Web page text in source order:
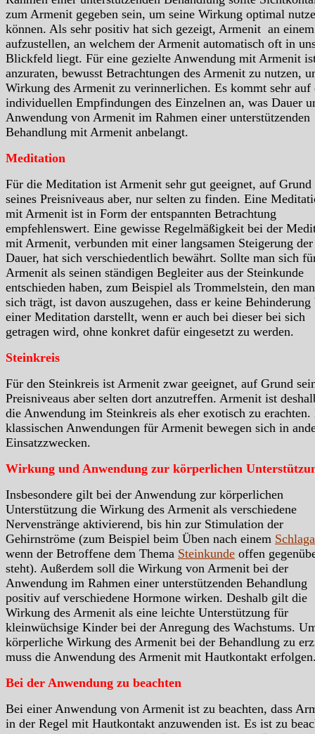
zum Armenit gegeben sein, um seine Wirkung optimal
können. Als sehr positiv hat sich gezeigt, Armenit an
aufzustellen, an welchem der Armenit automatisch oft in
Blickfeld liegt. Für eine gezielte Anwendung mit Armenit
anzuraten, bewusst Betrachtungen des Armenit zu nutzen,
Wirkung des Armenit zu verinnerlichen. Es kommt sehr auf
individuellen Empfindungen des Einzelnen an, was Dauer
Anwendung von Armenit im Rahmen einer unterstützenden
Behandlung mit Armenit anbelangt.
Meditation
Für die Meditation ist Armenit sehr gut geeignet, auf Grund
seines Preisniveaus aber, nur selten zu finden. Eine
mit Armenit ist in Form der entspannten Betrachtung
empfehlenswert. Eine gewisse Regelmäßigkeit bei der
mit Armenit, verbunden mit einer langsamen Steigerung der
Dauer, hat sich verschiedentlich bewährt. Sollte man sich
Armenit als seinen ständigen Begleiter aus der Steinkunde
entschieden haben, zum Beispiel als Trommelstein, den
sich trägt, ist davon auszugehen, dass er keine Behinderung
einer Meditation darstellt, wenn er auch bei dieser bei sich
getragen wird, ohne konkret dafür eingesetzt zu werden.
Steinkreis
Für den Steinkreis ist Armenit zwar geeignet, auf Grund
Preisniveaus aber selten dort anzutreffen. Armenit ist
die Anwendung im Steinkreis als eher exotisch zu erachten.
klassischen Anwendungen für Armenit bewegen sich in
Einsatzzwecken.
Wirkung und Anwendung zur körperlichen
Insbesondere gilt bei der Anwendung zur körperlichen
Unterstützung die Wirkung des Armenit als verschiedene
Nervenstränge aktivierend, bis hin zur Stimulation der
Gehirnströme (zum Beispiel beim Üben nach einem
wenn der Betroffene dem Thema Steinkunde offen
steht). Außerdem soll die Wirkung von Armenit bei der
Anwendung im Rahmen einer unterstützenden Behandlung
positiv auf verschiedene Hormone wirken. Deshalb gilt die
Wirkung des Armenit als eine leichte Unterstützung für
kleinwüchsige Kinder bei der Anregung des Wachstums.
körperliche Wirkung des Armenit bei der Behandlung zu
muss die Anwendung des Armenit mit Hautkontakt
Bei der Anwendung zu beachten
Bei einer Anwendung von Armenit ist zu beachten, dass
in der Regel mit Hautkontakt anzuwenden ist. Es ist zu